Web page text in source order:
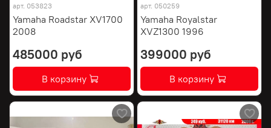
арт. 053823
Yamaha Roadstar XV1700
2008
485000 руб
В корзину
арт. 050259
Yamaha Royalstar
XVZ1300 1996
399000 руб
В корзину